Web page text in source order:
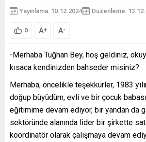
Yayınlama: 10.12.2024 Düzenleme:
0 A+ A-
-Merhaba Tuğhan Bey, hoş geldiniz,
kısaca kendinizden bahseder misiniz?
Merhaba, öncelikle teşekkürler, 1983
doğup büyüdüm, evli ve bir çocuk
eğitimime devam ediyor, bir yandan da
sektöründe alanında lider bir şirkette
koordinatör olarak çalışmaya devam